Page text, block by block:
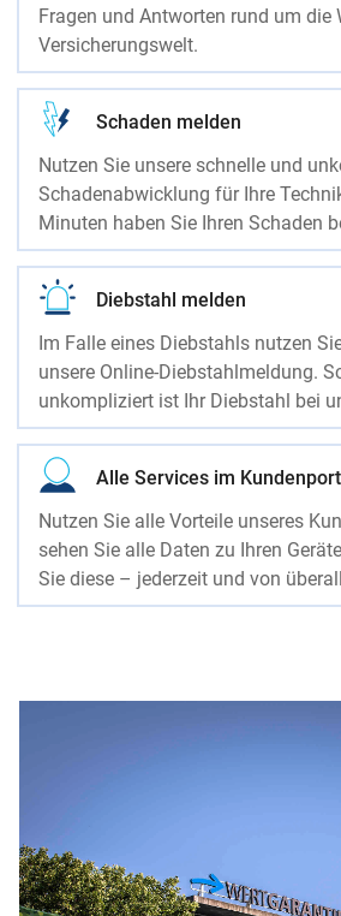
Fragen und Antworten rund um die
Versicherungswelt.
Schaden melden
Nutzen Sie unsere schnelle und
Schadenabwicklung für Ihre
Minuten haben Sie Ihren Schaden
Diebstahl melden
Im Falle eines Diebstahls nutzen
unsere Online-Diebstahlmeldung.
unkompliziert ist Ihr Diebstahl bei
Alle Services im
Nutzen Sie alle Vorteile unseres
sehen Sie alle Daten zu Ihren
Sie diese – jederzeit und von